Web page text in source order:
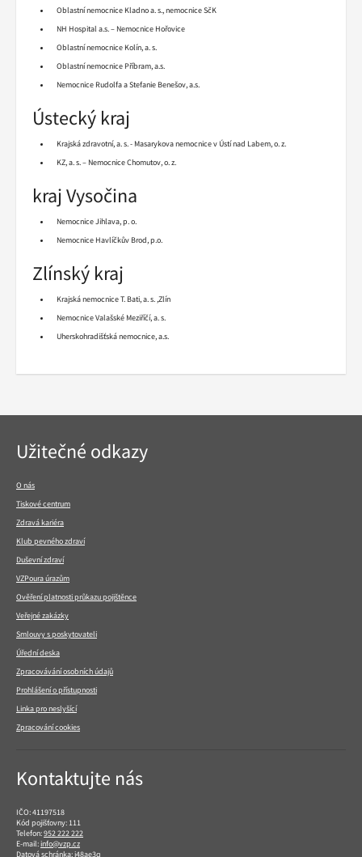
Oblastní nemocnice Kladno a. s., nemocnice SčK
NH Hospital a.s. – Nemocnice Hořovice
Oblastní nemocnice Kolín, a. s.
Oblastní nemocnice Příbram, a.s.
Nemocnice Rudolfa a Stefanie Benešov, a.s.
Ústecký kraj
Krajská zdravotní, a. s. - Masarykova nemocnice v Ústí nad Labem, o. z.
KZ, a. s. – Nemocnice Chomutov, o. z.
kraj Vysočina
Nemocnice Jihlava, p. o.
Nemocnice Havlíčkův Brod, p.o.
Zlínský kraj
Krajská nemocnice T. Bati, a. s. ,Zlín
Nemocnice Valašské Meziříčí, a. s.
Uherskohradišťská nemocnice, a.s.
Navigace
v
Užitečné odkazy
O nás
Tiskové centrum
Zdravá kariéra
Klub pevného zdraví
Duševní zdraví
VZPoura úrazům
Ověření platnosti průkazu pojištěnce
Veřejné zakázky
Smlouvy s poskytovateli
Úřední deska
Zpracovávání osobních údajů
Prohlášení o přístupnosti
Linka pro neslyšící
Zpracování cookies
Kontaktujte nás
IČO: 41197518
Kód pojišťovny: 111
Telefon:952 222 222
E-mail:info@vzp.cz
Datová schránka: i48ae3q